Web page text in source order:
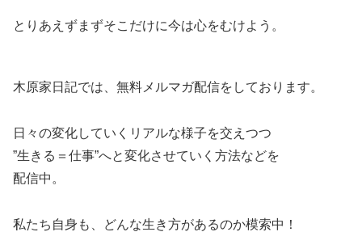
とりあえずまずそこだけに今は心をむけよう。
木原家日記では、無料メルマガ配信をしております。
日々の変化していくリアルな様子を交えつつ
”生きる＝仕事”へと変化させていく方法などを
配信中。
私たち自身も、どんな生き方があるのか模索中！